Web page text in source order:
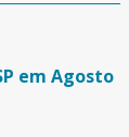
em Agosto